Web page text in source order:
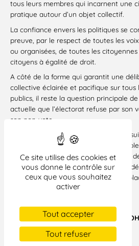
Ce site utilise des cookies et
vous donne le contrôle sur
ceux que vous souhaitez
activer
Tout accepter
Tout refuser
tous leurs membres qui incarnent une
pratique autour d’un objet collectif.
La confiance envers les politiques se
preuve, par le respect de toutes les
ou organisées, de toutes les
citoyens à égalité de droit.
A côté de la forme qui garantit une
collective éclairée et pacifique sur tous
publics, il reste la question principale
actuelle que l’électorat refuse par son
son non-vote.
Les partis républicains, plutôt que de
droite, doivent bâtir des projets
et aptes à porter une vision partagée
liberté, d’égalité, pour faire vivre une
solidaire où chacune et chacun a sa
Malik Salemkour, président de la LDH
Lire la tribune surMEDIAPART